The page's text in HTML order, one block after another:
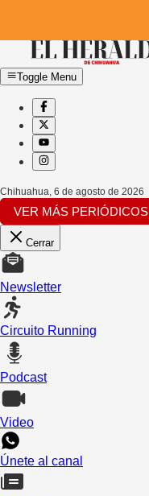
Toggle Menu
Chihuahua 6 de agosto de 2026
VER MÁS PERIÓDICOS
Cerrar
Newsletter
Circuito Running
Podcast
Video
Únete al canal